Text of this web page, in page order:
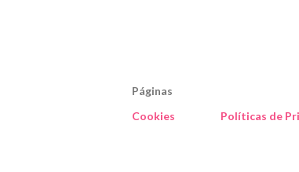
Páginas
Cookies
Políticas de